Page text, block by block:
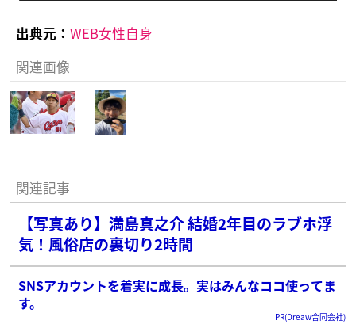
出典元： WEB女性自身
関連画像
関連記事
【写真あり】満島真之介 結婚2年目のラブホ浮
気！風俗店の裏切り2時間
SNSアカウントを着実に成長。実はみんなココ使ってま
す。
PR(Dreaw合同会社)